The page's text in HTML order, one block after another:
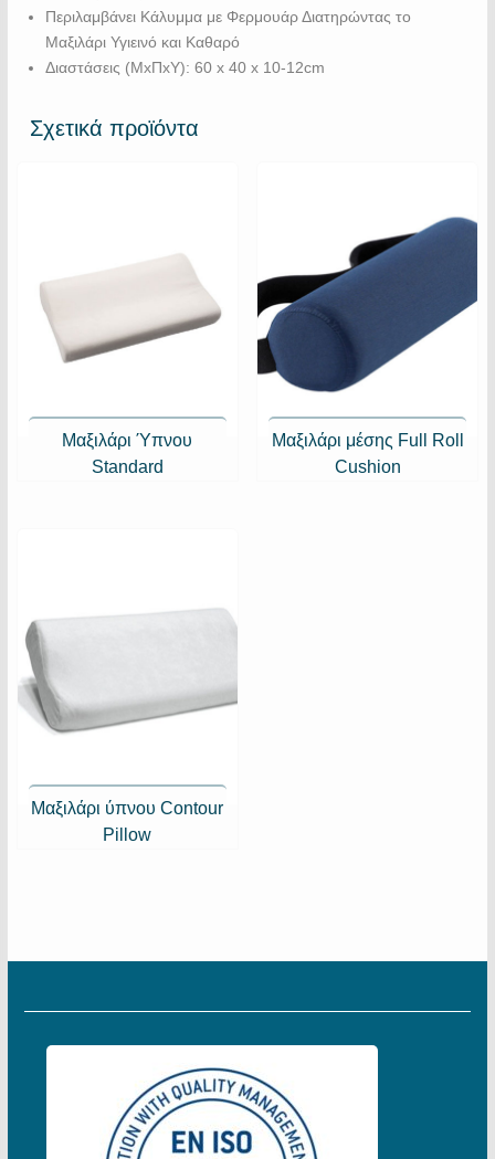
Περιλαμβάνει Κάλυμμα με Φερμουάρ Διατηρώντας το
Μαξιλάρι Υγιεινό και Καθαρό
Διαστάσεις (ΜxΠxΥ): 60 x 40 x 10-12cm
Σχετικά προϊόντα
Μαξιλάρι Ύπνου
Standard
Μαξιλάρι μέσης Full Roll
Cushion
Μαξιλάρι ύπνου Contour
Pillow